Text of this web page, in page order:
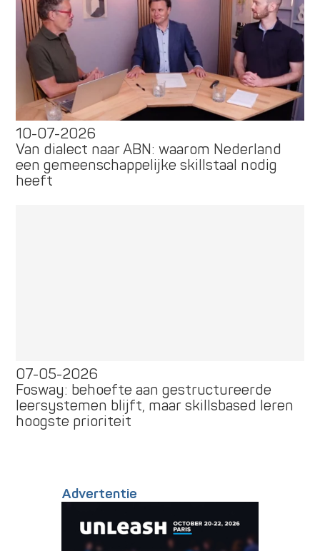
10-07-2026
Van dialect naar ABN: waarom Nederland
een gemeenschappelijke skillstaal nodig
heeft
07-05-2026
Fosway: behoefte aan gestructureerde
leersystemen blijft, maar skillsbased leren
hoogste prioriteit
Advertentie